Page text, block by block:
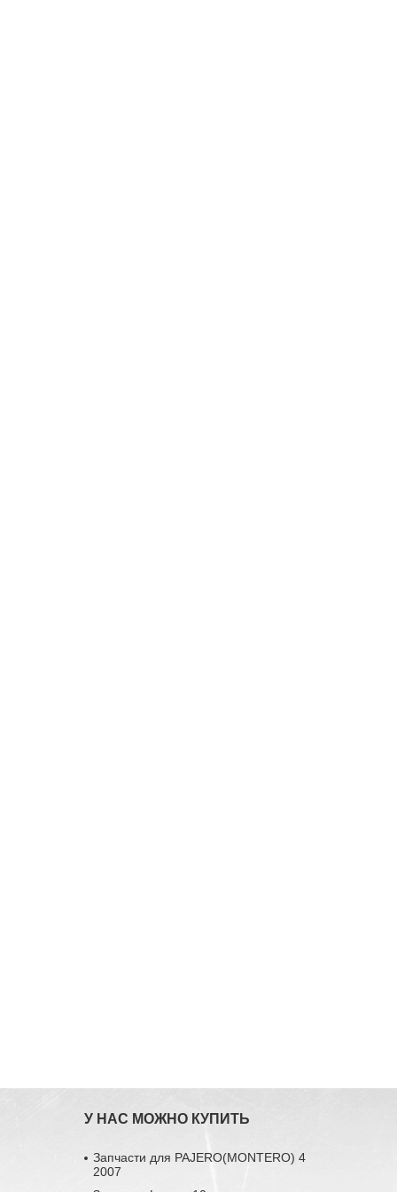
У НАС МОЖНО КУПИТЬ
Запчасти для PAJERO(MONTERO) 4
2007